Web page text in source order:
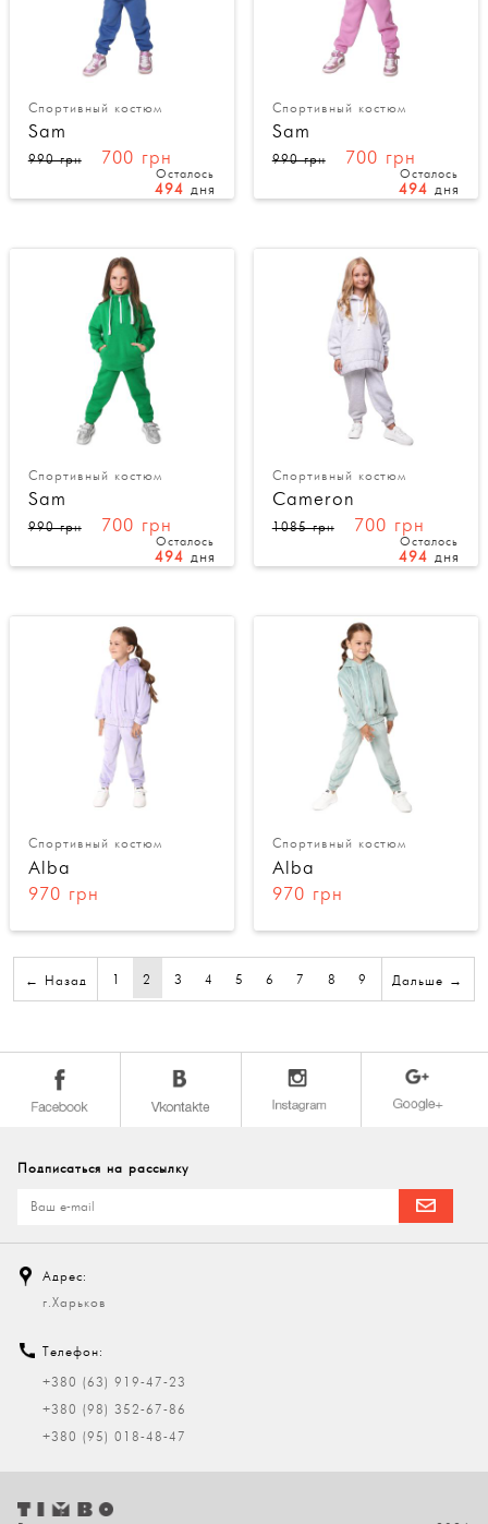
Спортивный костюм
Sam
990 грн 700 грн
Осталось
494 дня
Спортивный костюм
Sam
990 грн 700 грн
Осталось
494 дня
Спортивный костюм
Sam
990 грн 700 грн
Осталось
494 дня
Спортивный костюм
Cameron
1085 грн 700 грн
Осталось
494 дня
Спортивный костюм
Alba
970 грн
Спортивный костюм
Alba
970 грн
← Назад 1 2 3 4 5 6 7 8 9 Дальше →
Подписаться на рассылку
Адрес:
г.Харьков
Телефон:
+380 (63) 919-47-23
+380 (98) 352-67-86
+380 (95) 018-48-47